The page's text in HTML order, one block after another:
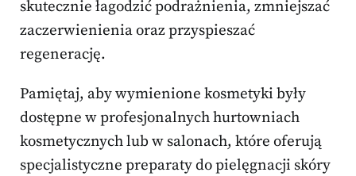
skutecznie łagodzić podrażnienia, zmniejszać
zaczerwienienia oraz przyspieszać
regenerację.
Pamiętaj, aby wymienione kosmetyki były
dostępne w profesjonalnych hurtowniach
kosmetycznych lub w salonach, które oferują
specjalistyczne preparaty do pielęgnacji skóry